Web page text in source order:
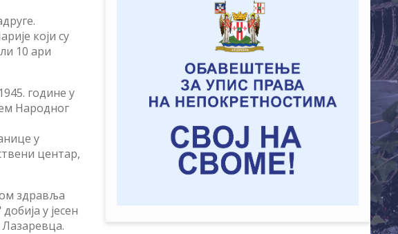
који су
10 ари
године у
Народног
у
центар,
здравља
у јесен